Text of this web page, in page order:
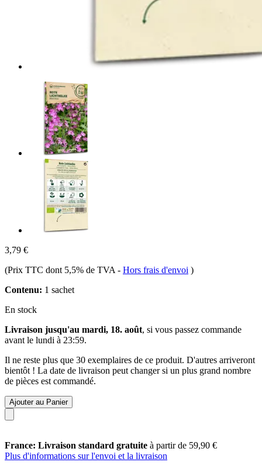
3,79 €
(Prix TTC dont 5,5% de TVA - Hors frais d'envoi )
Contenu: 1 sachet
En stock
Livraison jusqu'au mardi, 18. août, si vous passez commande
avant le lundi à 23:59.
Il ne reste plus que 30 exemplaires de ce produit. D'autres arriveront
bientôt ! La date de livraison peut changer si un plus grand nombre
de pièces est commandé.
Ajouter au Panier
France: Livraison standard gratuite à partir de 59,90 €
Plus d'informations sur l'envoi et la livraison